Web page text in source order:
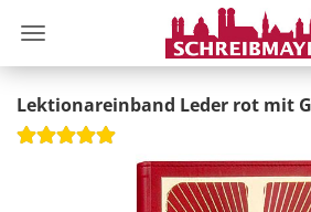
Lektionareinband Leder rot mit